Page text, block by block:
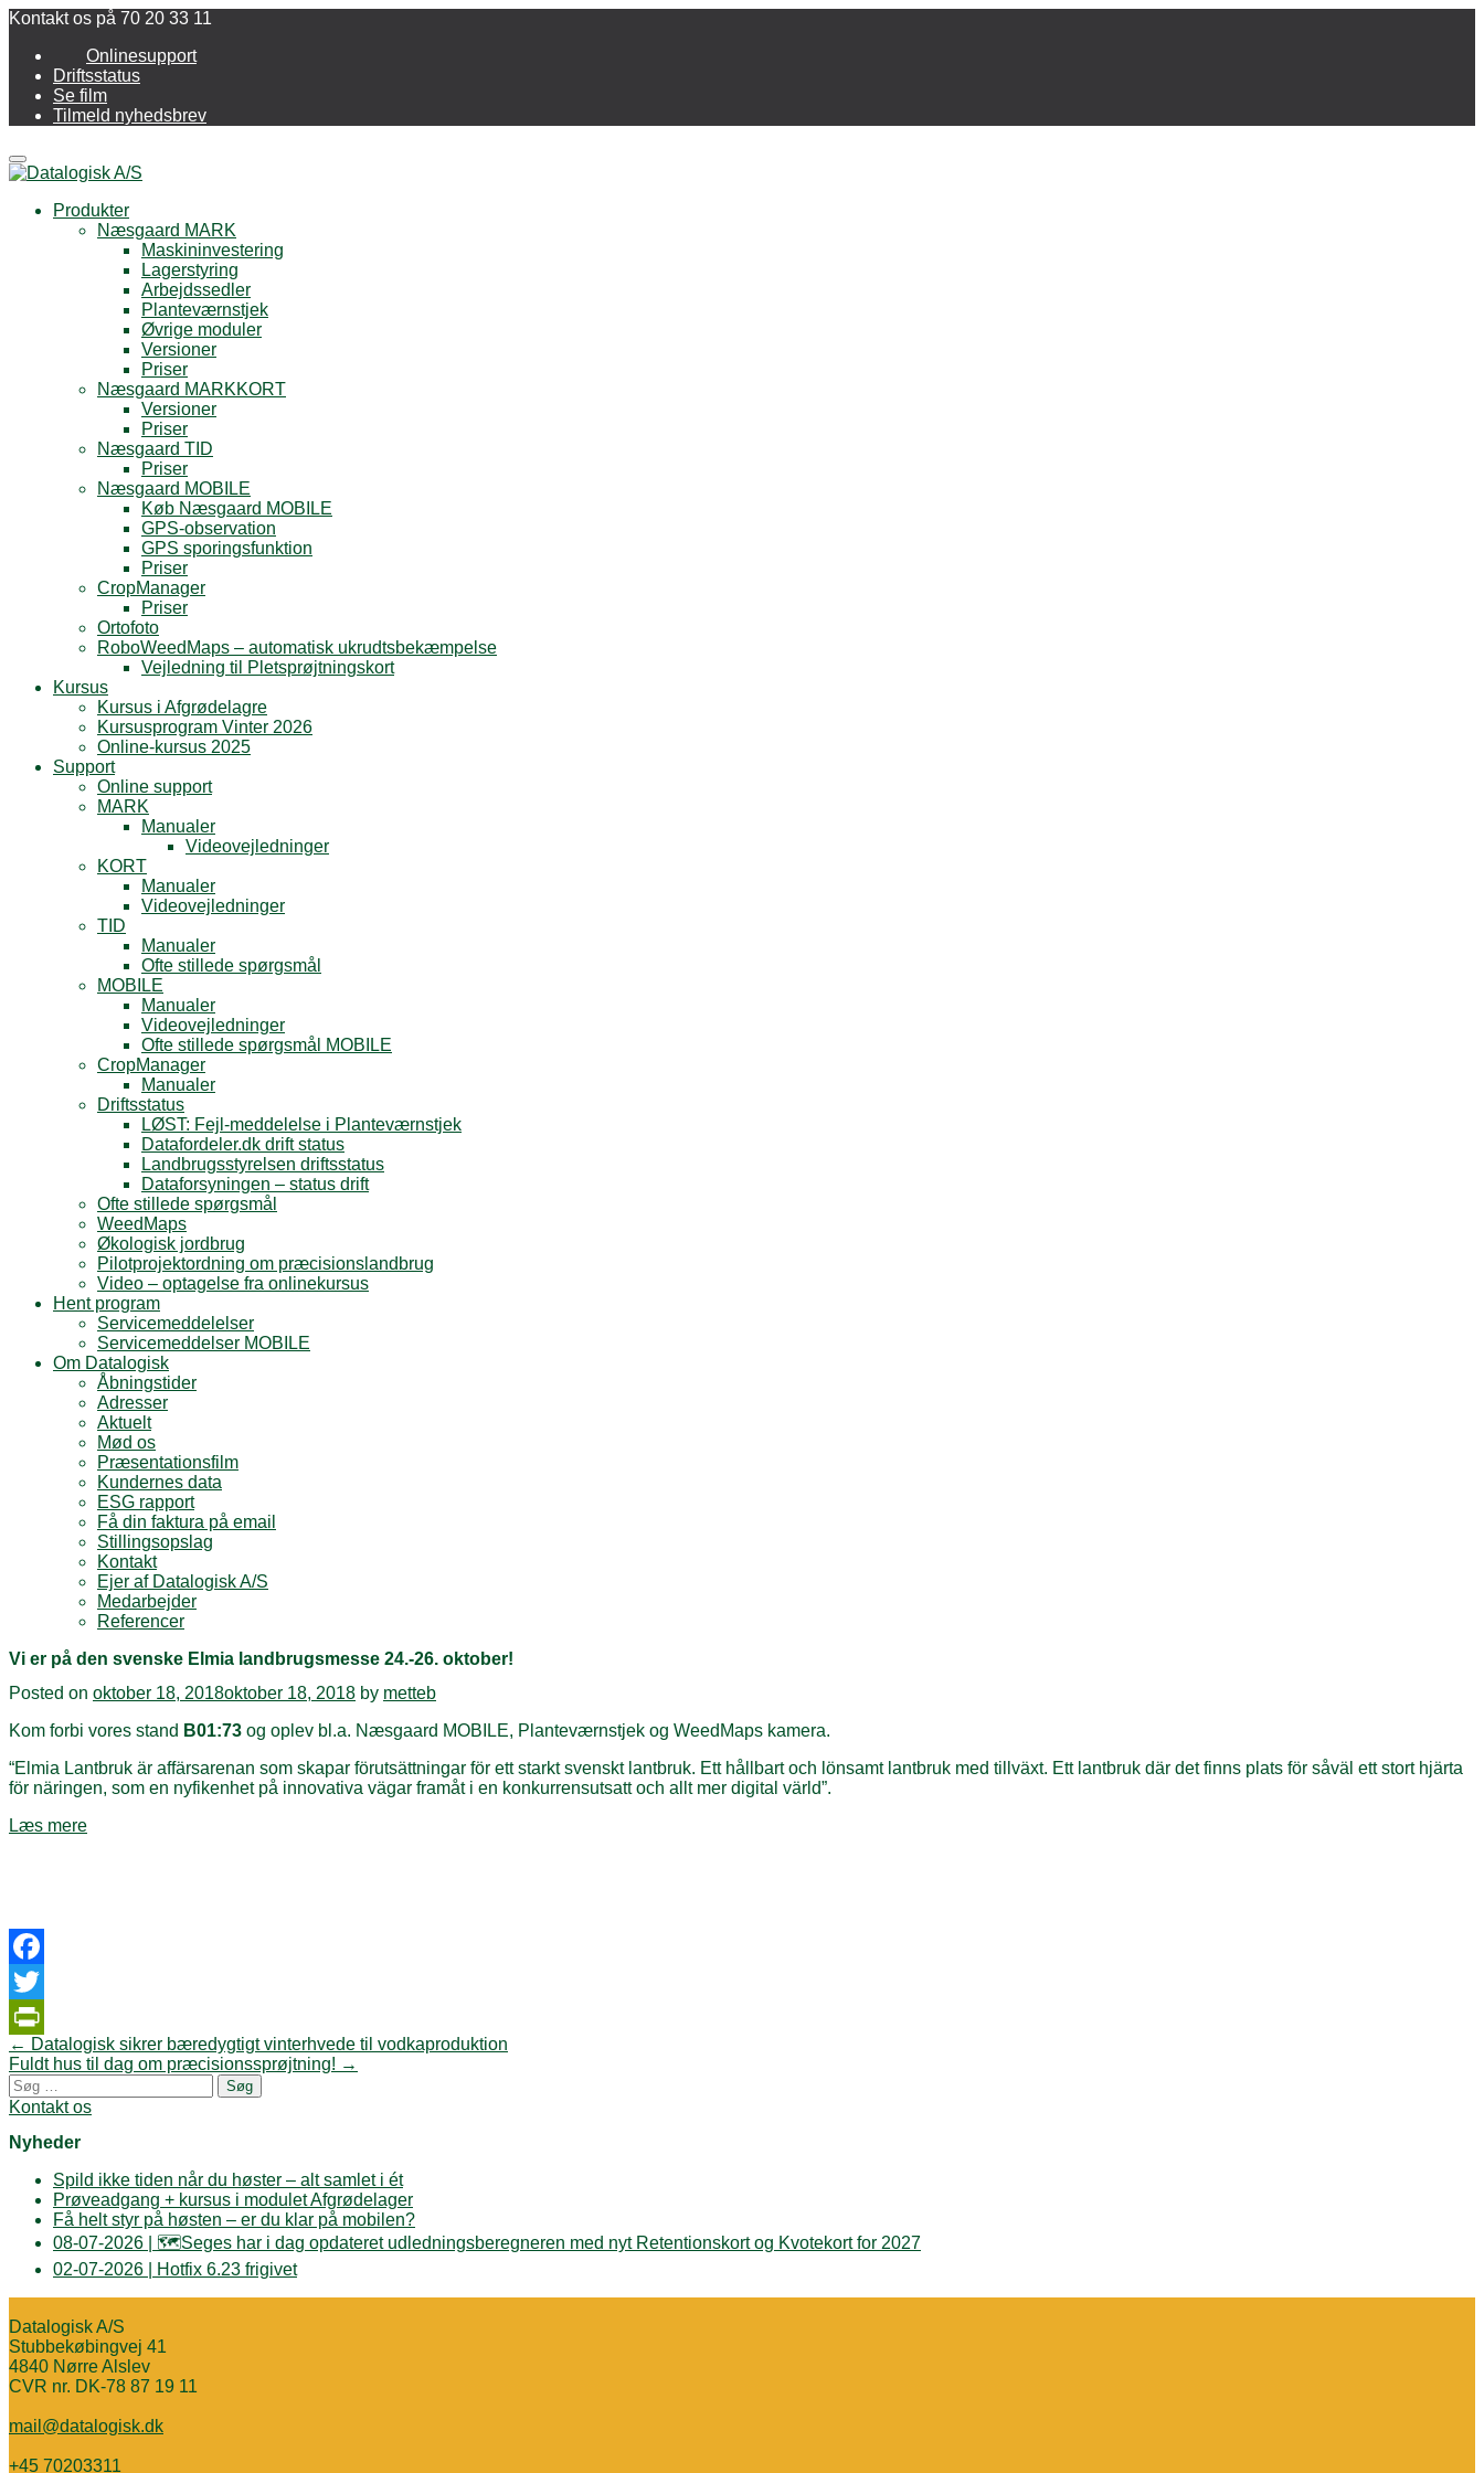
Kontakt os på 70 20 33 11
Onlinesupport
Driftsstatus
Se film
Tilmeld nyhedsbrev
Menu
Produkter
Næsgaard MARK
Maskininvestering
Lagerstyring
Arbejdssedler
Planteværnstjek
Øvrige moduler
Versioner
Priser
Næsgaard MARKKORT
Versioner
Priser
Næsgaard TID
Priser
Næsgaard MOBILE
Køb Næsgaard MOBILE
GPS-observation
GPS sporingsfunktion
Priser
CropManager
Priser
Ortofoto
RoboWeedMaps – automatisk ukrudtsbekæmpelse
Vejledning til Pletsprøjtningskort
Kursus
Kursus i Afgrødelagre
Kursusprogram Vinter 2026
Online-kursus 2025
Support
Online support
MARK
Manualer
Videovejledninger
KORT
Manualer
Videovejledninger
TID
Manualer
Ofte stillede spørgsmål
MOBILE
Manualer
Videovejledninger
Ofte stillede spørgsmål MOBILE
CropManager
Manualer
Driftsstatus
LØST: Fejl-meddelelse i Planteværnstjek
Datafordeler.dk drift status
Landbrugsstyrelsen driftsstatus
Dataforsyningen – status drift
Ofte stillede spørgsmål
WeedMaps
Økologisk jordbrug
Pilotprojektordning om præcisionslandbrug
Video – optagelse fra onlinekursus
Hent program
Servicemeddelelser
Servicemeddelser MOBILE
Om Datalogisk
Åbningstider
Adresser
Aktuelt
Mød os
Præsentationsfilm
Kundernes data
ESG rapport
Få din faktura på email
Stillingsopslag
Kontakt
Ejer af Datalogisk A/S
Medarbejder
Referencer
Vi er på den svenske Elmia landbrugsmesse 24.-26. oktober!
Posted on oktober 18, 2018oktober 18, 2018 by metteb
Kom forbi vores stand B01:73 og oplev bl.a. Næsgaard MOBILE, Planteværnstjek og WeedMaps kamera.
“Elmia Lantbruk är affärsarenan som skapar förutsättningar för ett starkt svenskt lantbruk. Ett hållbart och lönsamt lantbruk med tillväxt. Ett lantbruk där det finns plats för såväl ett stort hjärta
för näringen, som en nyfikenhet på innovativa vägar framåt i en konkurrensutsatt och allt mer digital värld”.
Læs mere
Facebook
Twitter
PrintFriendly
Post
navigation
← Datalogisk sikrer bæredygtigt vinterhvede til vodkaproduktion
Fuldt hus til dag om præcisionssprøjtning! →
Søg
efter:
Kontakt os
Nyheder
Spild ikke tiden når du høster – alt samlet i ét
Prøveadgang + kursus i modulet Afgrødelager
Få helt styr på høsten – er du klar på mobilen?
08-07-2026 | 🗺️Seges har i dag opdateret udledningsberegneren med nyt Retentionskort og Kvotekort for 2027
02-07-2026 | Hotfix 6.23 frigivet
Datalogisk A/S
Stubbekøbingvej 41
4840 Nørre Alslev
CVR nr. DK-78 87 19 11
mail@datalogisk.dk
+45 70203311